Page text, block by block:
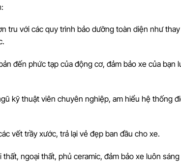
tru với các quy trình bảo dưỡng toàn diện như
đến phức tạp của động cơ, đảm bảo xe của bạn
kỹ thuật viên chuyên nghiệp, am hiểu hệ thống
vết trầy xước, trả lại vẻ đẹp ban đầu cho xe.
ngoại thất, phủ ceramic, đảm bảo xe luôn